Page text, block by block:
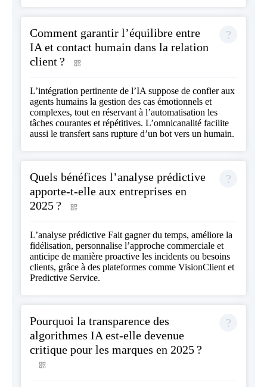
Comment garantir l’équilibre entre
IA et contact humain dans la relation
client ?
L’intégration pertinente de l’IA suppose de confier aux
agents humains la gestion des cas émotionnels et
complexes, tout en réservant à l’automatisation les
tâches courantes et répétitives. L’omnicanalité facilite
aussi le transfert sans rupture d’un bot vers un humain.
Quels bénéfices l’analyse prédictive
apporte-t-elle aux entreprises en
2025 ?
L’analyse prédictive Fait gagner du temps, améliore la
fidélisation, personnalise l’approche commerciale et
anticipe de manière proactive les incidents ou besoins
clients, grâce à des plateformes comme VisionClient et
Predictive Service.
Pourquoi la transparence des
algorithmes IA est-elle devenue
critique pour les marques en 2025 ?